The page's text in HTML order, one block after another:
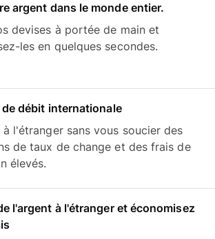
argent dans le monde entier.
devises à portée de main et
les en quelques secondes.
de débit internationale
à l'étranger sans vous soucier des
de taux de change et des frais de
élevés.
l'argent à l'étranger et économisez